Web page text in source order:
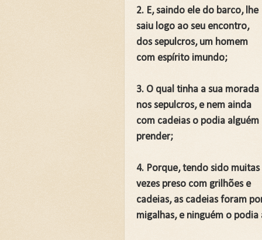
💍CASAMENTO SEM
JARDIM SEM CERCA:
REVELANDO O
Curso: Teologia Bíblica
Curso Completo: Teologia
Curso: Ezequiel: A
Curso: Êxodo: A Jornada
Curso: Teologia Bíblica
Curso: Quando a Glória
Curso Completo: Teologia
📚SETE ERROS QUE O
2. E, saindo ele do barco, lhe
saiu logo ao seu encontro,
dos sepulcros, um homem
com espírito imundo;
3. O qual tinha a sua morada
nos sepulcros, e nem ainda
com cadeias o podia alguém
prender;
4. Porque, tendo sido muitas
vezes preso com grilhões e
cadeias, as cadeias foram
migalhas, e ninguém o podia